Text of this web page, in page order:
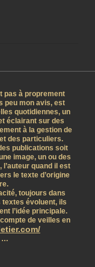
pas à proprement
peu mon avis, est
quotidiennes, un
éclairant sur des
à la gestion de
des particuliers.
publications soit
image, un ou des
quand il est
le texte d’origine
toujours dans
textes évoluent, ils
l’idée principale.
de veilles en
…